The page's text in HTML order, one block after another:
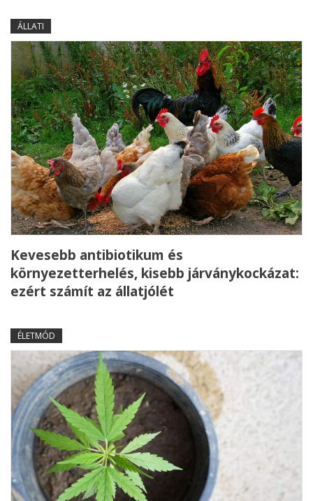
ÁLLATI
Kevesebb antibiotikum és
környezetterhelés, kisebb járványkockázat:
ezért számít az állatjólét
ÉLETMÓD